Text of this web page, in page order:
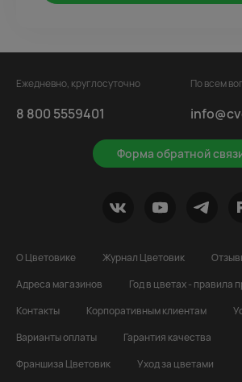
Ежедневно, круглосуточно
8 800 5559401
Форма обратной
По всем
О Цветовике Журнал Цветовик
Адреса магазинов
Год в цветах - правила
Контакты
Корпоративным клиентам
Варианты оплаты
Гарантия качества
Франшиза Цветовик
Уход за цветами